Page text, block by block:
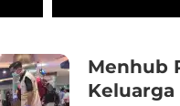
Menhub
Keluarga